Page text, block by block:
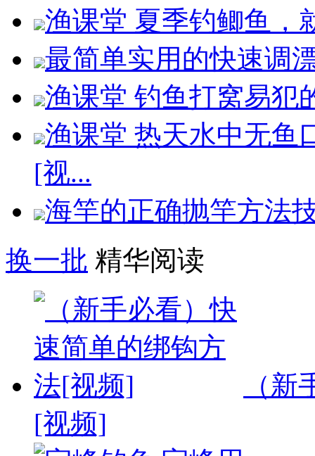
渔课堂 夏季钓鲫鱼，
最简单实用的快速调
渔课堂 钓鱼打窝易犯
渔课堂 热天水中无鱼
[视...
海竿的正确抛竿方法
换一批 精华阅读
（
[视频]